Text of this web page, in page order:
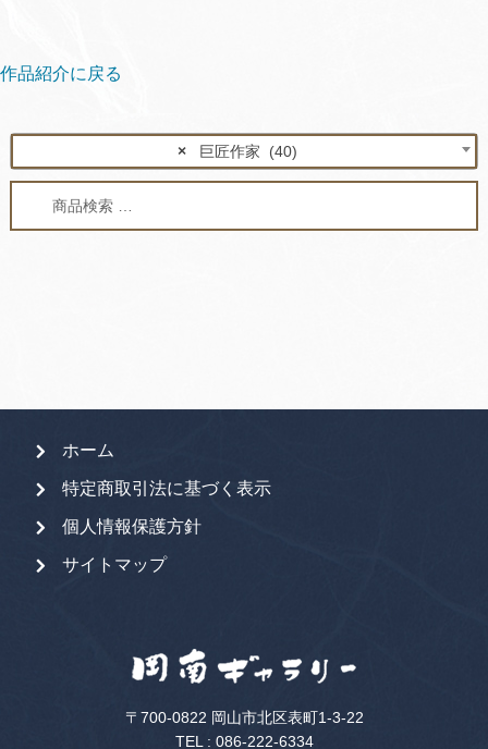
作品紹介に戻る
× 巨匠作家 (40)
ホーム
特定商取引法に基づく表示
個人情報保護方針
サイトマップ
〒700-0822 岡山市北区表町1-3-22
TEL : 086-222-6334